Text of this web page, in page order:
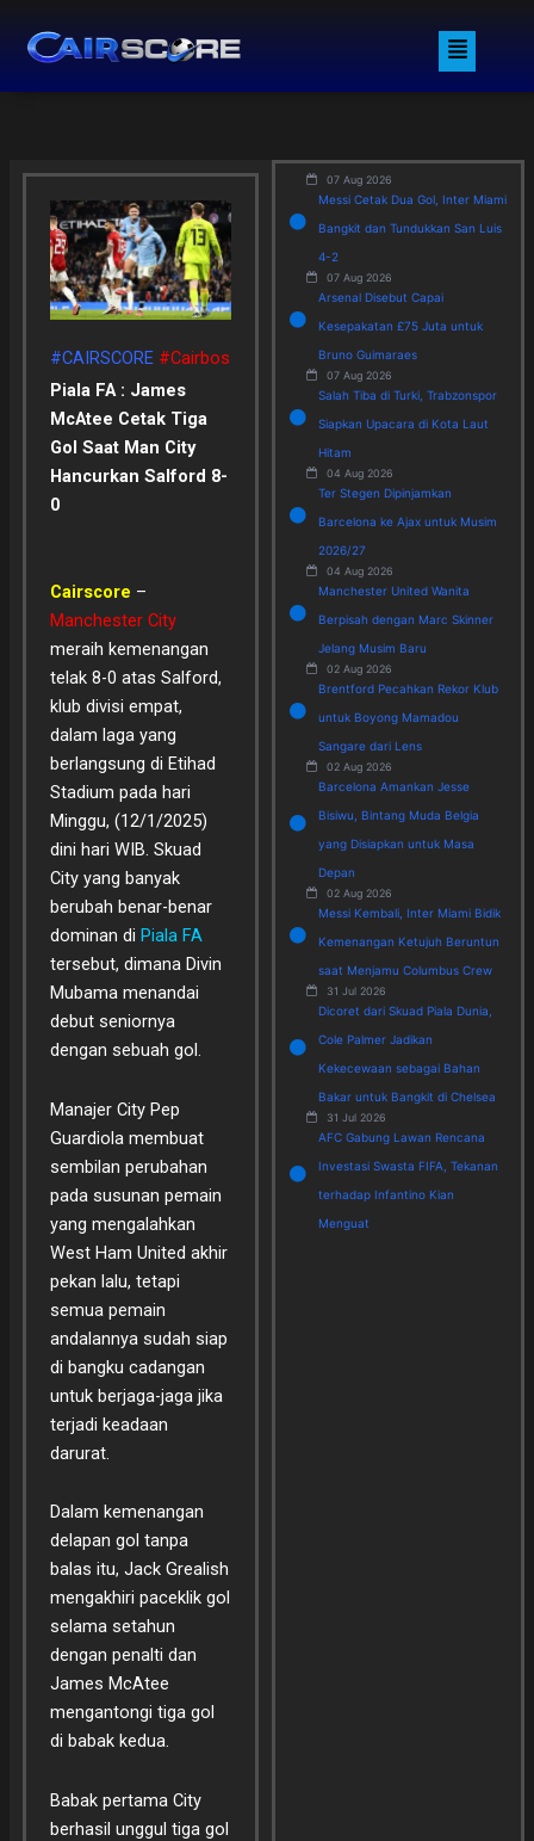
content
Menu
#CAIRSCORE #Cairbos
Piala FA : James
McAtee Cetak Tiga
Gol Saat Man City
Hancurkan Salford 8-
0
Cairscore –
Manchester City
meraih kemenangan
telak 8-0 atas Salford,
klub divisi empat,
dalam laga yang
berlangsung di Etihad
Stadium pada hari
Minggu, (12/1/2025)
dini hari WIB. Skuad
City yang banyak
berubah benar-benar
dominan di Piala FA
tersebut, dimana Divin
Mubama menandai
debut seniornya
dengan sebuah gol.
Manajer City Pep
Guardiola membuat
sembilan perubahan
pada susunan pemain
yang mengalahkan
West Ham United akhir
pekan lalu, tetapi
semua pemain
andalannya sudah siap
di bangku cadangan
untuk berjaga-jaga jika
terjadi keadaan
darurat.
Dalam kemenangan
delapan gol tanpa
balas itu, Jack Grealish
mengakhiri paceklik gol
selama setahun
dengan penalti dan
James McAtee
mengantongi tiga gol
di babak kedua.
Babak pertama City
berhasil unggul tiga gol
07 Aug 2026
Messi Cetak Dua Gol, Inter Miami
Bangkit dan Tundukkan San Luis
4-2
07 Aug 2026
Arsenal Disebut Capai
Kesepakatan £75 Juta untuk
Bruno Guimaraes
07 Aug 2026
Salah Tiba di Turki, Trabzonspor
Siapkan Upacara di Kota Laut
Hitam
04 Aug 2026
Ter Stegen Dipinjamkan
Barcelona ke Ajax untuk Musim
2026/27
04 Aug 2026
Manchester United Wanita
Berpisah dengan Marc Skinner
Jelang Musim Baru
02 Aug 2026
Brentford Pecahkan Rekor Klub
untuk Boyong Mamadou
Sangare dari Lens
02 Aug 2026
Barcelona Amankan Jesse
Bisiwu, Bintang Muda Belgia
yang Disiapkan untuk Masa
Depan
02 Aug 2026
Messi Kembali, Inter Miami Bidik
Kemenangan Ketujuh Beruntun
saat Menjamu Columbus Crew
31 Jul 2026
Dicoret dari Skuad Piala Dunia,
Cole Palmer Jadikan
Kekecewaan sebagai Bahan
Bakar untuk Bangkit di Chelsea
31 Jul 2026
AFC Gabung Lawan Rencana
Investasi Swasta FIFA, Tekanan
terhadap Infantino Kian
Menguat